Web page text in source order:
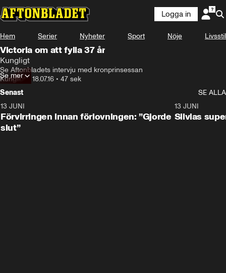
Logga in
Hem Serier Nyheter Sport Nöje Livsstil
Victoria om att fylla 37 år
Kungligt
Se Aftonbladets intervju med kronprinsessan
Kungligt• 18.07.16 • 47 sek
Se mer
Senast
SE ALLA
13 JUNI
Förvirringen innan förlovningen: ”Gjorde
slut”
13 JUNI
Silvias